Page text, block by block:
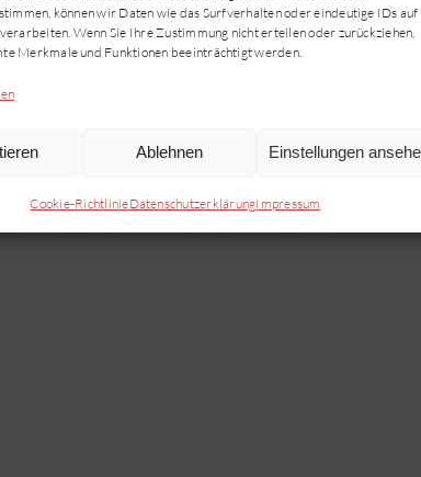
können wir Daten wie das Surfverhalten oder eindeutige IDs auf
Wenn Sie Ihre Zustimmung nicht erteilen oder zurückziehen,
Merkmale und Funktionen beeinträchtigt werden.
Ablehnen Einstellungen
Cookie-RichtlinieDatenschutzerklärungImpressum